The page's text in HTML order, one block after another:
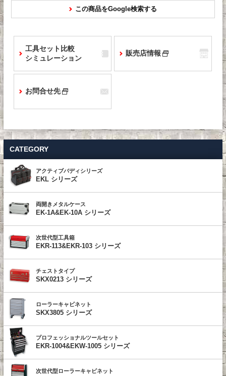
この商品をGoogle検索する
工具セット比較
シミュレーション
販売店情報
お問合せ先
CATEGORY
アクティブバディシリーズ
EKL シリーズ
両開きメタルケース
EK-1A&EK-10A シリーズ
次世代型工具箱
EKR-113&EKR-103 シリーズ
チェストタイプ
SKX0213 シリーズ
ローラーキャビネット
SKX3805 シリーズ
プロフェッショナルツールセット
EKR-1004&EKW-1005 シリーズ
次世代型ローラーキャビネット